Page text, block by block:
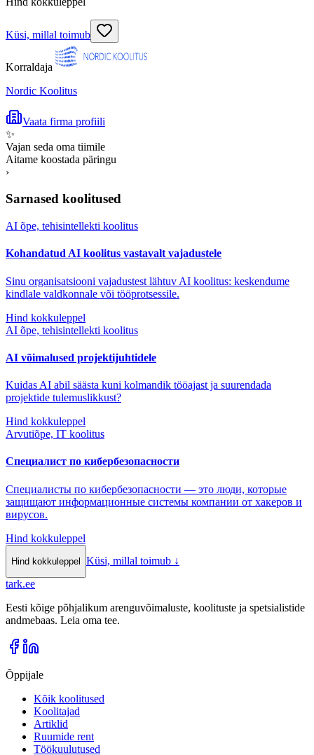
Küsi, millal toimub
Korraldaja
Nordic Koolitus
Vaata firma profiili
✨
Vajan seda oma tiimile
Aitame koostada päringu
›
Sarnased koolitused
AI õpe, tehisintellekti koolitus
Kohandatud AI koolitus vastavalt vajadustele
Sinu organisatsiooni vajadustest lähtuv AI koolitus: keskendume
kindlale valdkonnale või tööprotsessile.
Hind kokkuleppel
AI õpe, tehisintellekti koolitus
AI võimalused projektijuhtidele
Kuidas AI abil säästa kuni kolmandik tööajast ja suurendada
projektide tulemuslikkust?
Hind kokkuleppel
Arvutiõpe, IT koolitus
Специалист по кибербезопасности
Специалисты по кибербезопасности — это люди, которые
защищают информационные системы компании от хакеров и
вирусов.
Hind kokkuleppel
Hind kokkuleppel Küsi, millal toimub ↓
tark.ee
Eesti kõige põhjalikum arenguvõimaluste, koolituste ja spetsialistide
andmebaas. Leia oma tee.
Õppijale
Kõik koolitused
Koolitajad
Artiklid
Ruumide rent
Töökuulutused